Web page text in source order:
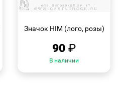
Значок HIM (лого, розы)
90 ₽
В наличии